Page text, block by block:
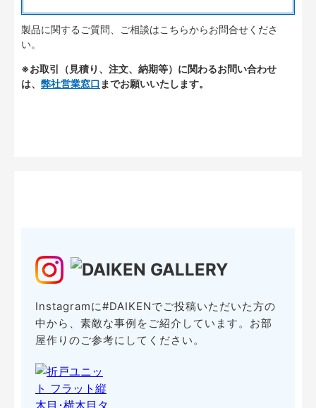
製品に関するご質問、ご相談はこちらからお問合せくださ
い。
※お取引（見積り、注文、納期等）に関わるお問い合わせ
は、 弊社営業窓口 までお願いいたします。
Instagramに#DAIKENでご投稿いただいた方の
中から、素敵な事例をご紹介しています。お部
屋作りのご参考にしてください。